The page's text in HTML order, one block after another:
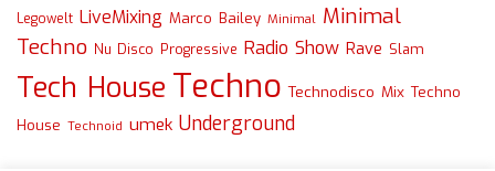
Legowelt LiveMixing Marco Bailey Minimal Minimal
Techno Nu Disco Progressive Radio Show Rave Slam
Tech House Techno Technodisco Mix Techno
House Technoid umek Underground